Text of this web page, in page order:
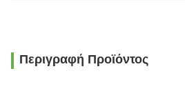
Περιγραφή Προϊόντος